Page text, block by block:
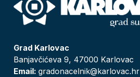
Grad Karlovac
Banjavčićeva 9, 47000 Karlovac
Email: gradonacelnik@karlovac.hr